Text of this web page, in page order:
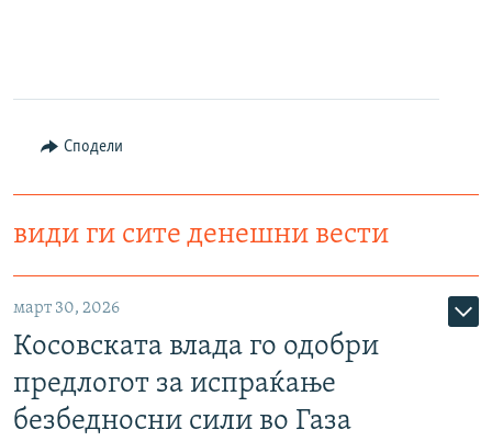
Сподели
види ги сите денешни вести
март 30, 2026
Косовската влада го одобри
предлогот за испраќање
безбедносни сили во Газа